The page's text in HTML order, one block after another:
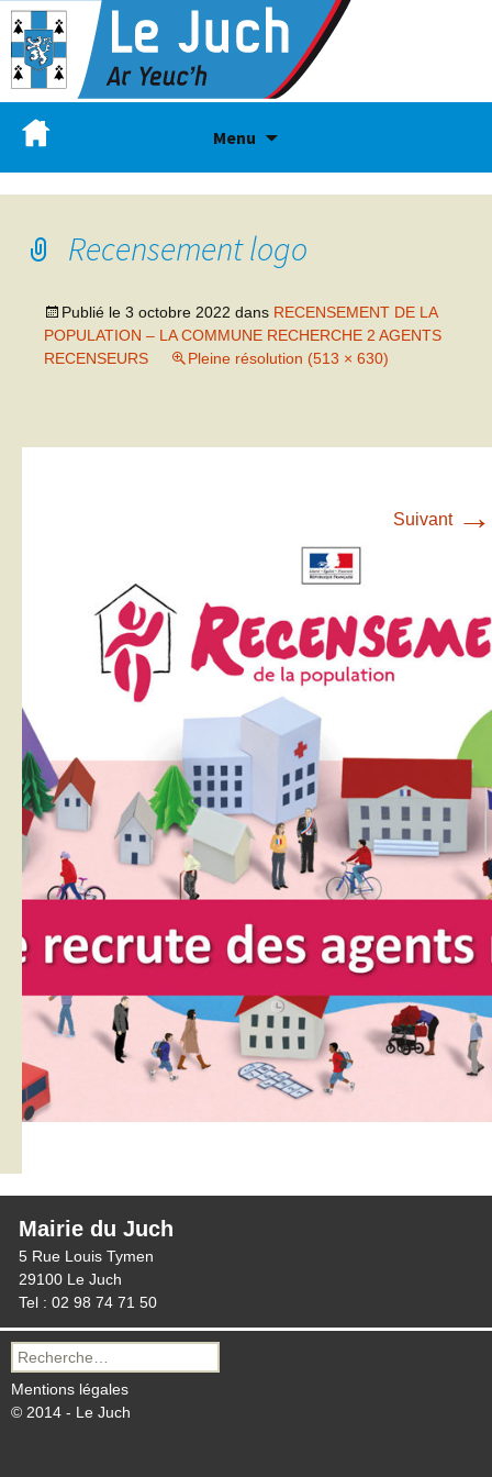
Menu
Recensement logo
Publié le 3 octobre 2022 dans RECENSEMENT DE LA
POPULATION – LA COMMUNE RECHERCHE 2 AGENTS
RECENSEURS
Pleine résolution (513 × 630)
Suivant →
Mairie du Juch
5 Rue Louis Tymen
29100 Le Juch
Tel : 02 98 74 71 50
Recherche
pour :
Mentions légales
© 2014 - Le Juch